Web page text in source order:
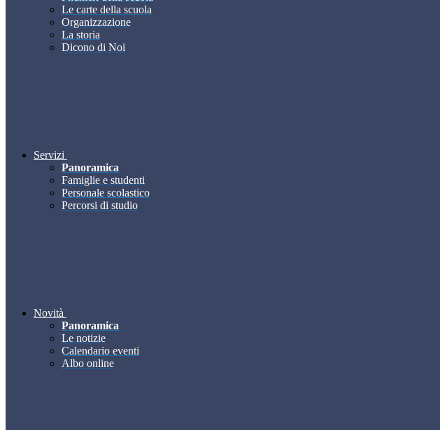
Le carte della scuola
Organizzazione
La storia
Dicono di Noi
Servizi
Panoramica
Famiglie e studenti
Personale scolastico
Percorsi di studio
Novità
Panoramica
Le notizie
Calendario eventi
Albo online